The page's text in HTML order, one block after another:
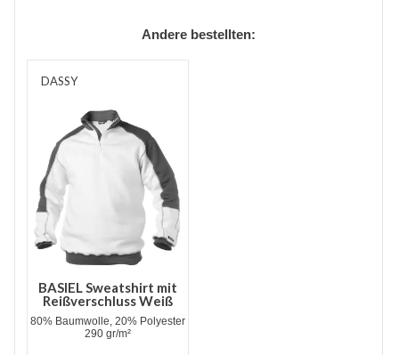
Andere bestellten:
DASSY
BASIEL Sweatshirt mit
Reißverschluss Weiß
80% Baumwolle, 20% Polyester
290 gr/m²